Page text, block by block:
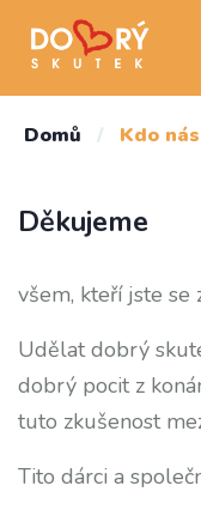
Domů / Kdo
Děkujeme
všem, kteří jste se
Udělat dobrý
dobrý pocit z
tuto zkušenost
Tito dárci a